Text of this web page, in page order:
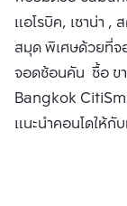
แอโรบิค, เซาน่า
สมุด พิเศษด้วยที่จ
จอดซ้อนคัน ซื้อ ขา
Bangkok
แนะนำคอนโดให้กั